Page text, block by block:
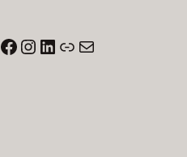
Facebook
Instagram
LinkedIn
LienCourriel